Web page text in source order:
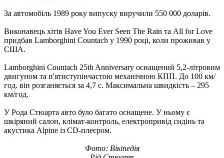
За автомобіль 1989 року випуску виручили 550 000 доларів.
Виконавець хітів Have You Ever Seen The Rain та All for Love
придбав Lamborghini Countach у 1990 році, коли проживав у
США.
Lamborghini Countach 25th Anniversary оснащений 5,2-літровим
двигуном та п'ятиступінчастою механічною КПП. До 100 км/
год. він розганяється за 4,7 с. Максимальна швидкість – 295
км/год.
У Рода Стюарта авто було багато оснащене. У ньому є
шкіряний салон, клімат-контроль, електропривід сидінь та
акустика Alpine із CD-плеєром.
Фото: Вікіпедія